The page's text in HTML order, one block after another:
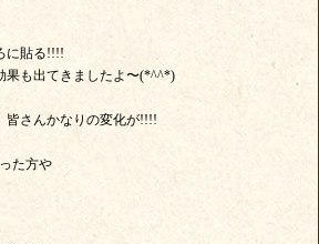
に貼る!!!!
果も出てきましたよ〜(*^^*)
皆さんかなりの変化が!!!!
た方や